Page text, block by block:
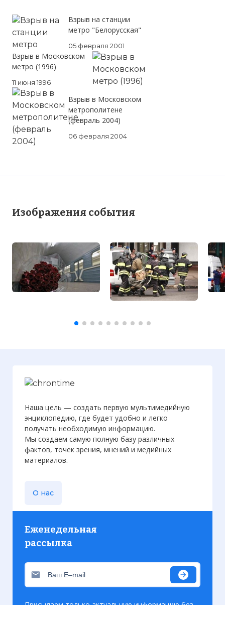
Взрыв на станции
метро "Белорусская"
05 февраля 2001
Взрыв в Московском
метро (1996)
11 июня 1996
Взрыв в Московском
метрополитене
(февраль 2004)
06 февраля 2004
Изображения события
Наша цель — создать первую мультимедийную
энциклопедию, где будет удобно и легко
получать необходимую информацию.
Мы создаем самую полную базу различных
фактов, точек зрения, мнений и медийных
материалов.
О нас
Еженедельная
рассылка
Присылаем только актуальную информацию без